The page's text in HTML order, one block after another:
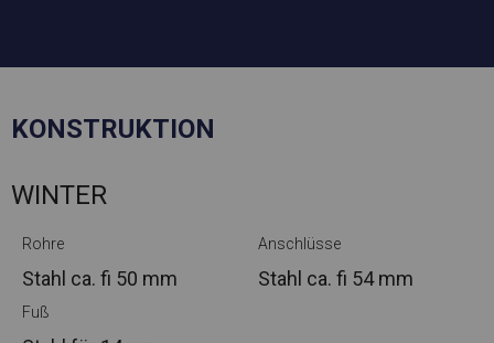
KONSTRUKTION
WINTER
Rohre
Stahl ca. fi 50 mm
Anschlüsse
Stahl ca. fi 54 mm
Fuß